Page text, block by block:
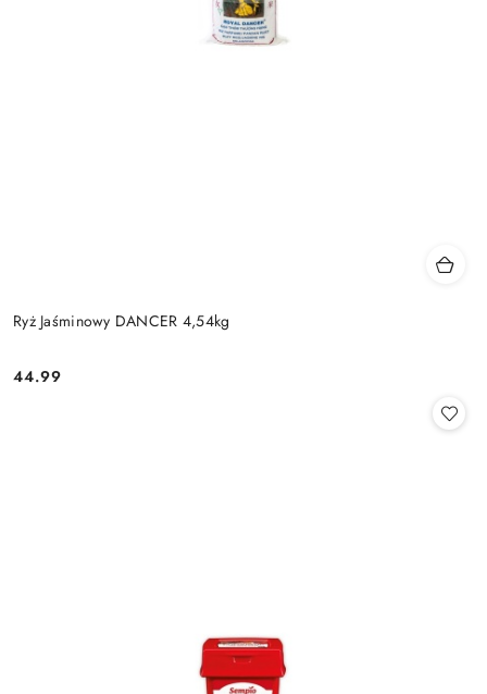
Ryż Jaśminowy DANCER 4,54kg
Cena:
44.99